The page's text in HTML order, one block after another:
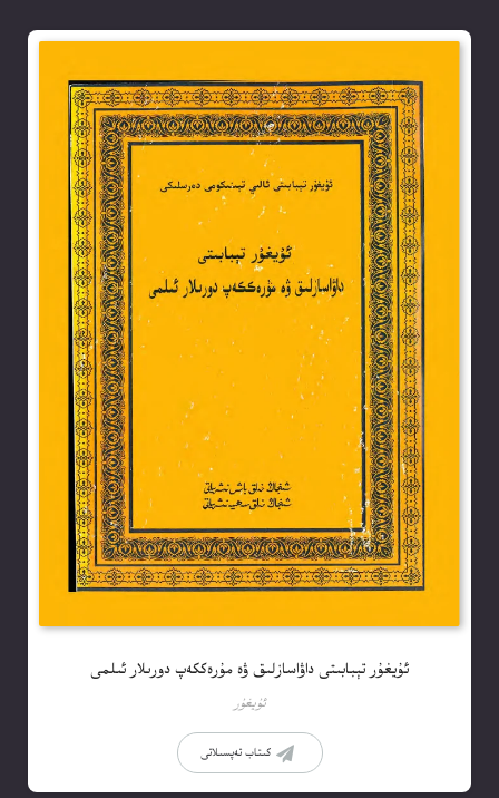
ئۇيغۇر تېبابىتى داۋاسازلىق ۋە مۇرەككەپ دورىلار ئىلمى
ئۇيغۇر
كىتاب تەپسىلاتى